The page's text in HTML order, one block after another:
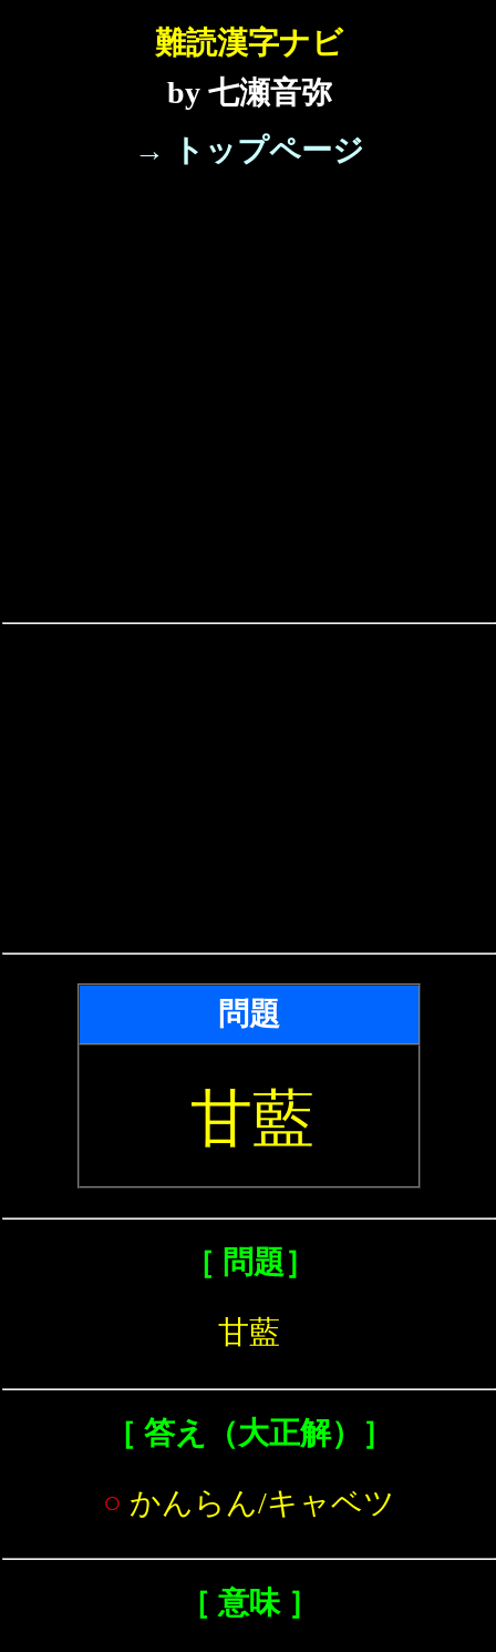
難読漢字ナビ
by 七瀬音弥
→ トップページ
問題
甘藍
［ 問題］
甘藍
［ 答え（大正解）］
○ かんらん/キャベツ
［ 意味 ］